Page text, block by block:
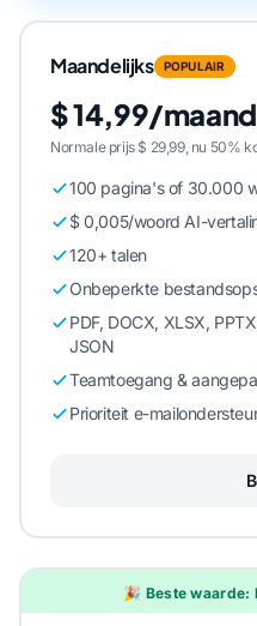
Maandelijks POPULAIR
$ 14,99/maand
Normale prijs $ 29,99, nu 50%
100 pagina's of 30.000
$ 0,005/woord AI-
120+ talen
Onbeperkte
PDF, DOCX, XLSX,
JSON
Teamtoegang &
Prioriteit e-
🎉 Beste